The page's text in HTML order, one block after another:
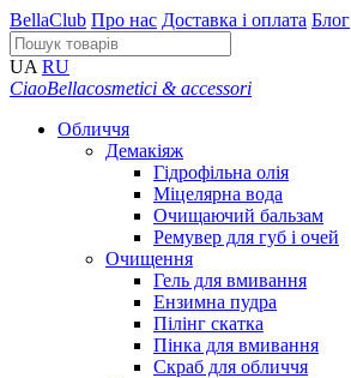
BellaClub Про нас Доставка і оплата Блог
UA RU
CiaoBellacosmetici & accessori
Обличчя
Демакіяж
Гідрофільна олія
Міцелярна вода
Очищаючий бальзам
Ремувер для губ і очей
Очищення
Гель для вмивання
Ензимна пудра
Пілінг скатка
Пінка для вмивання
Скраб для обличчя